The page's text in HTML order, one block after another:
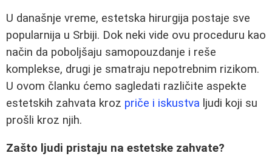
U današnje vreme, estetska hirurgija postaje sve
popularnija u Srbiji. Dok neki vide ovu proceduru kao
način da poboljšaju samopouzdanje i reše
komplekse, drugi je smatraju nepotrebnim rizikom.
U ovom članku ćemo sagledati različite aspekte
estetskih zahvata kroz priče i iskustva ljudi koji su
prošli kroz njih.
Zašto ljudi pristaju na estetske zahvate?